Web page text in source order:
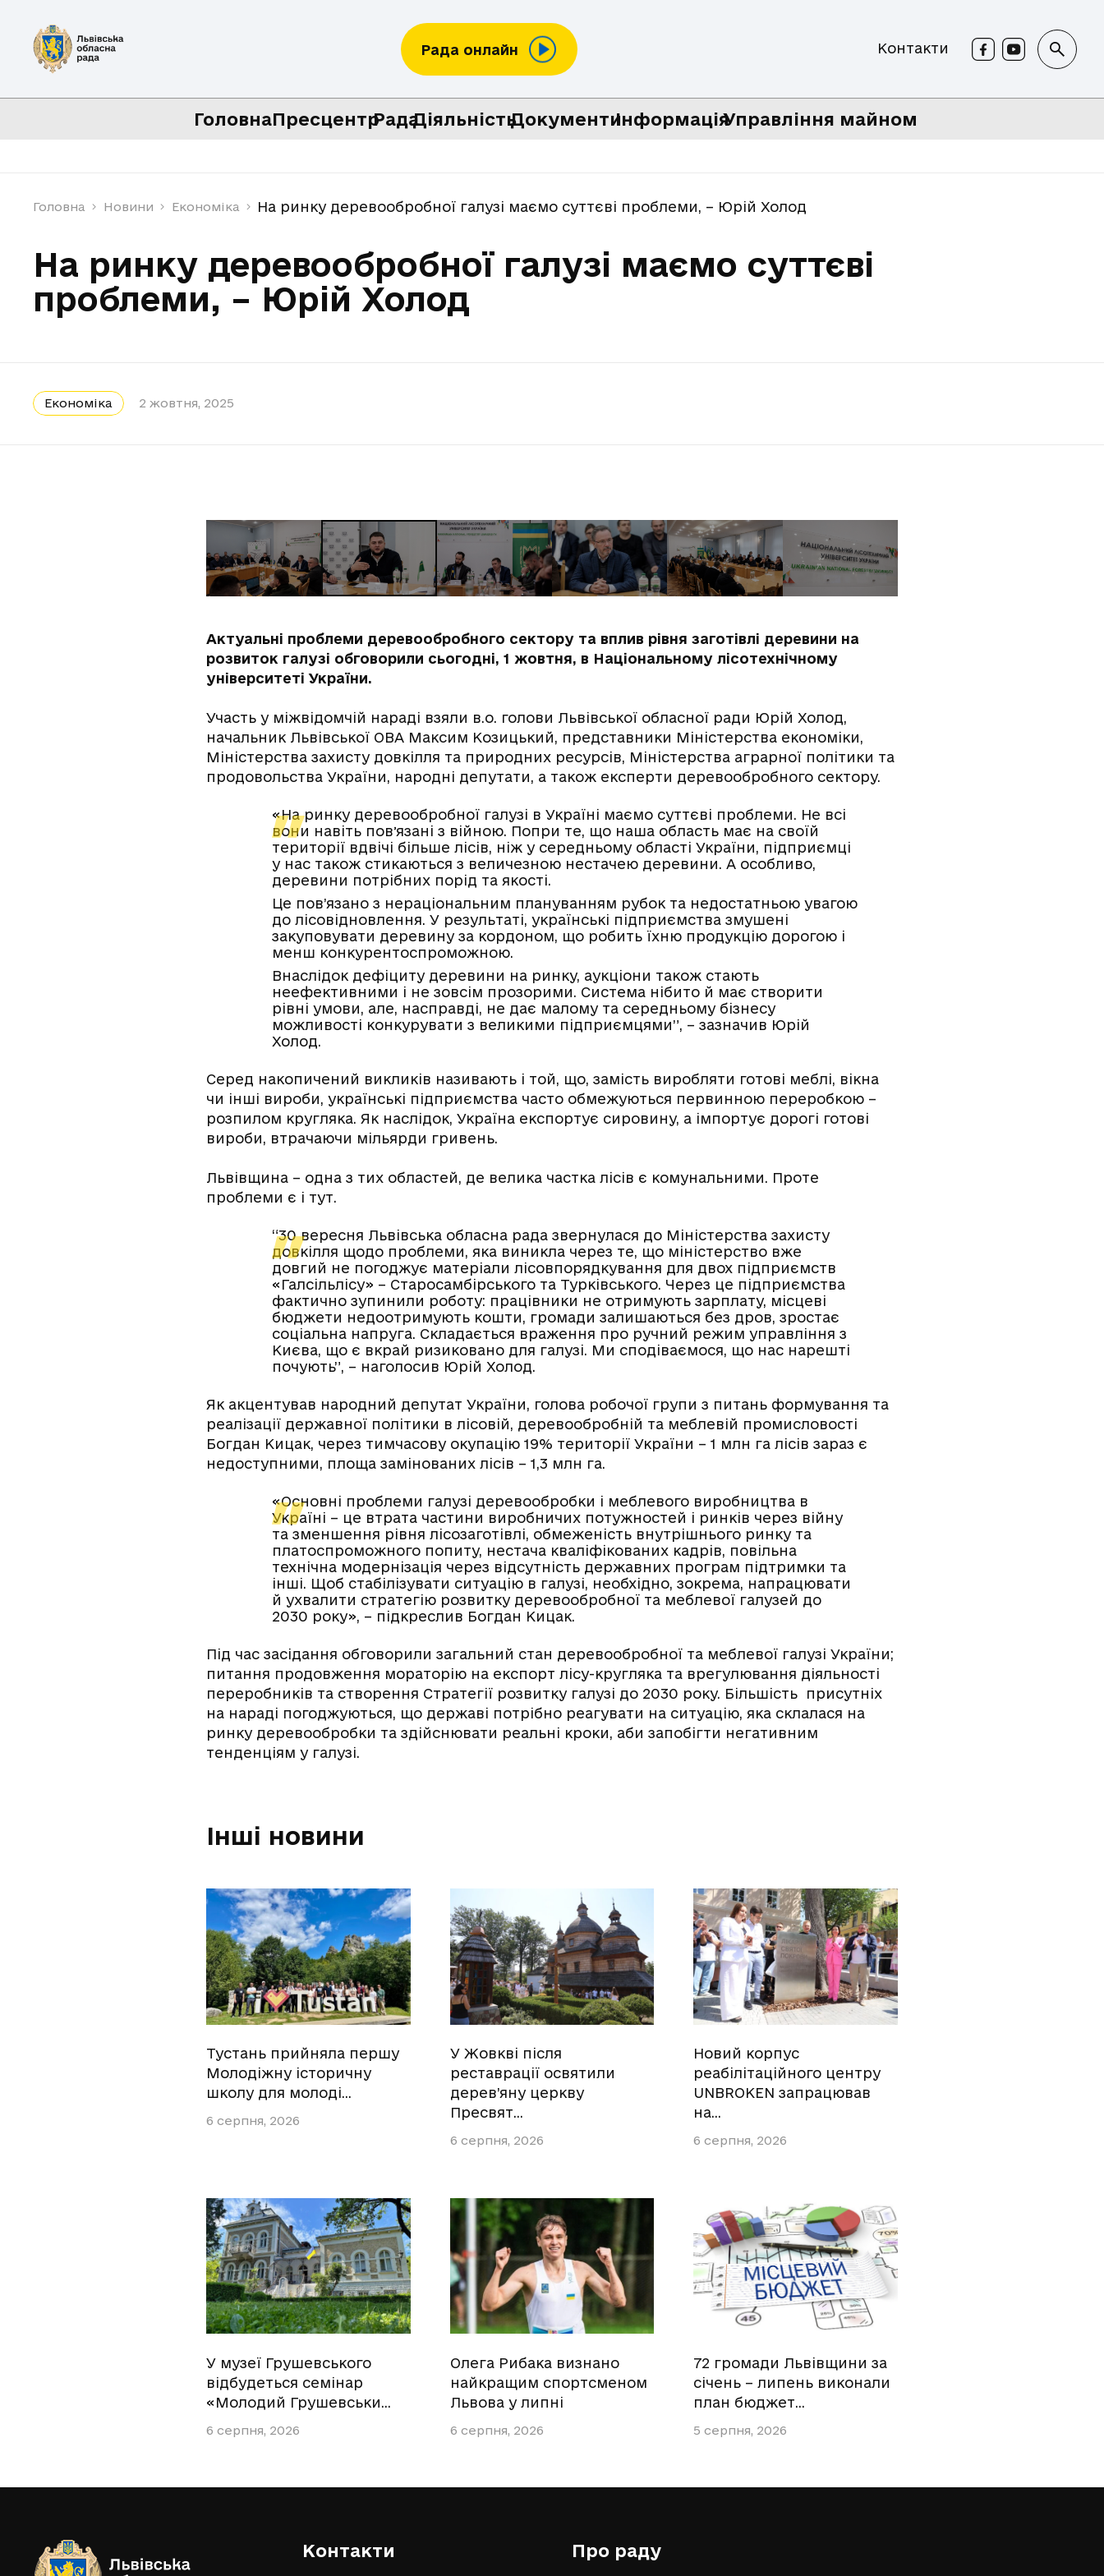
Рада онлайн Контакти
ГоловнаПресцентрРадаДіяльністьДокументиІнформаціяУправління майном
Головна Новини Економіка На ринку деревообробної галузі маємо суттєві проблеми, – Юрій Холод
На ринку деревообробної галузі маємо суттєві
проблеми, – Юрій Холод
Економіка 2 жовтня, 2025
Актуальні проблеми деревообробного сектору та вплив рівня заготівлі деревини на
розвиток галузі обговорили сьогодні, 1 жовтня, в Національному лісотехнічному
університеті України.
Участь у міжвідомчій нараді взяли в.о. голови Львівської обласної ради Юрій Холод,
начальник Львівської ОВА Максим Козицький, представники Міністерства економіки,
Міністерства захисту довкілля та природних ресурсів, Міністерства аграрної політики та
продовольства України, народні депутати, а також експерти деревообробного сектору.
«На ринку деревообробної галузі в Україні маємо суттєві проблеми. Не всі
вони навіть повʼязані з війною. Попри те, що наша область має на своїй
території вдвічі більше лісів, ніж у середньому області України, підприємці
у нас також стикаються з величезною нестачею деревини. А особливо,
деревини потрібних порід та якості.
Це пов’язано з нераціональним плануванням рубок та недостатньою увагою
до лісовідновлення. У результаті, українські підприємства змушені
закуповувати деревину за кордоном, що робить їхню продукцію дорогою і
менш конкурентоспроможною.
Внаслідок дефіциту деревини на ринку, аукціони також стають
неефективними і не зовсім прозорими. Система нібито й має створити
рівні умови, але, насправді, не дає малому та середньому бізнесу
можливості конкурувати з великими підприємцями”, – зазначив Юрій
Холод.
Серед накопичений викликів називають і той, що, замість виробляти готові меблі, вікна
чи інші вироби, українські підприємства часто обмежуються первинною переробкою –
розпилом кругляка. Як наслідок, Україна експортує сировину, а імпортує дорогі готові
вироби, втрачаючи мільярди гривень.
Львівщина – одна з тих областей, де велика частка лісів є комунальними. Проте
проблеми є і тут.
“30 вересня Львівська обласна рада звернулася до Міністерства захисту
довкілля щодо проблеми, яка виникла через те, що міністерство вже
довгий не погоджує матеріали лісовпорядкування для двох підприємств
«Галсільлісу» – Старосамбірського та Турківського. Через це підприємства
фактично зупинили роботу: працівники не отримують зарплату, місцеві
бюджети недоотримують кошти, громади залишаються без дров, зростає
соціальна напруга. Складається враження про ручний режим управління з
Києва, що є вкрай ризиковано для галузі. Ми сподіваємося, що нас нарешті
почують”, – наголосив Юрій Холод.
Як акцентував народний депутат України, голова робочої групи з питань формування та
реалізації державної політики в лісовій, деревообробній та меблевій промисловості
Богдан Кицак, через тимчасову окупацію 19% території України – 1 млн га лісів зараз є
недоступними, площа замінованих лісів – 1,3 млн га.
«Основні проблеми галузі деревообробки і меблевого виробництва в
Україні – це втрата частини виробничих потужностей і ринків через війну
та зменшення рівня лісозаготівлі, обмеженість внутрішнього ринку та
платоспроможного попиту, нестача кваліфікованих кадрів, повільна
технічна модернізація через відсутність державних програм підтримки та
інші. Щоб стабілізувати ситуацію в галузі, необхідно, зокрема, напрацювати
й ухвалити стратегію розвитку деревообробної та меблевої галузей до
2030 року», – підкреслив Богдан Кицак.
Під час засідання обговорили загальний стан деревообробної та меблевої галузі України;
питання продовження мораторію на експорт лісу-кругляка та врегулювання діяльності
переробників та створення Стратегії розвитку галузі до 2030 року. Більшість присутніх
на нараді погоджуються, що державі потрібно реагувати на ситуацію, яка склалася на
ринку деревообробки та здійснювати реальні кроки, аби запобігти негативним
тенденціям у галузі.
Інші новини
Тустань прийняла першу
Молодіжну історичну
школу для молоді…
6 серпня, 2026
У Жовкві після
реставрації освятили
дерев’яну церкву
Пресвят…
6 серпня, 2026
Новий корпус
реабілітаційного центру
UNBROKEN запрацював
на…
6 серпня, 2026
У музеї Грушевського
відбудеться семінар
«Молодий Грушевськи…
6 серпня, 2026
Олега Рибака визнано
найкращим спортсменом
Львова у липні
6 серпня, 2026
72 громади Львівщини за
січень – липень виконали
план бюджет…
5 серпня, 2026
Контакти Про раду